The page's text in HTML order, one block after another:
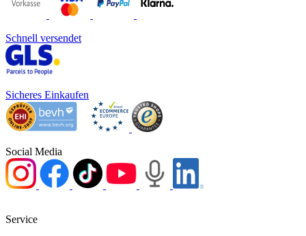
Schnell versendet
Sicheres Einkaufen
Social Media
Service